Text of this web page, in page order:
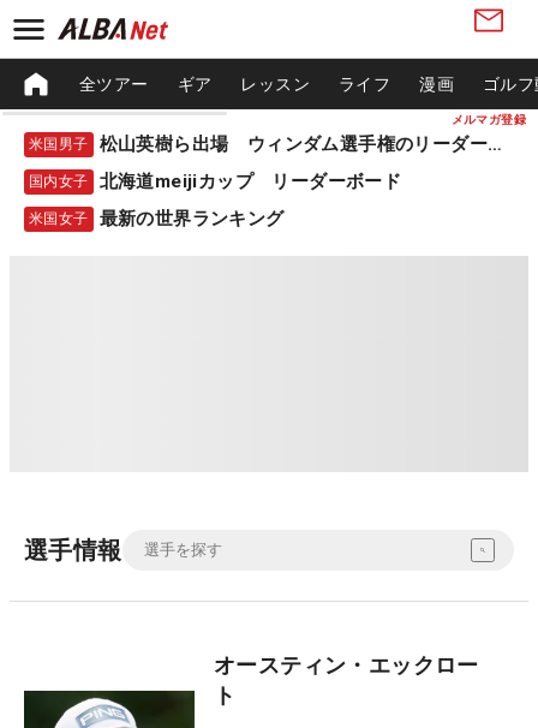
メルマガ登録
全ツアー ギア レッスン ライフ 漫画 ゴル
米国男子 松山英樹ら出場 ウィンダム選手権のリーダーボード
国内女子 北海道meijiカップ リーダーボード
米国女子 最新の世界ランキング
選手情報
オースティン・エックロー
ト